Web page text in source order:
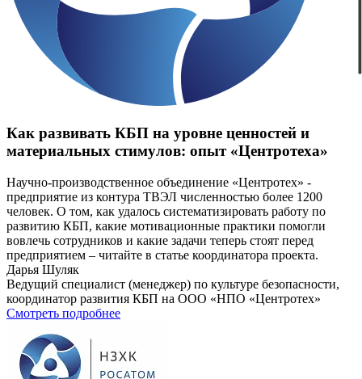
Как развивать КБП на уровне ценностей и
материальных стимулов: опыт «Центротеха»
Научно-производственное объединение «Центротех» -
предприятие из контура ТВЭЛ численностью более 1200
человек. О том, как удалось систематизировать работу по
развитию КБП, какие мотивационные практики помогли
вовлечь сотрудников и какие задачи теперь стоят перед
предприятием – читайте в статье координатора проекта.
Дарья Шуляк
Ведущий специалист (менеджер) по культуре безопасности,
координатор развития КБП на ООО «НПО «Центротех»
Смотреть подробнее